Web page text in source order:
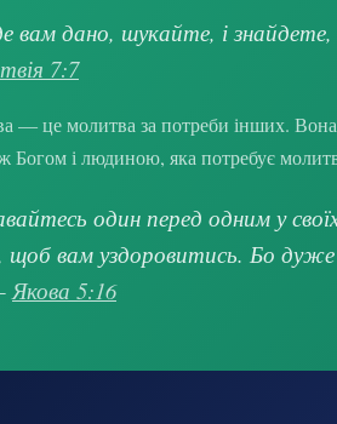
вам дано, шукайте, і
7:7
— це молитва за потреби інших. Вона
Богом і людиною, яка потребує
один перед одним у своїх
щоб вам уздоровитись. Бо
Якова 5:16